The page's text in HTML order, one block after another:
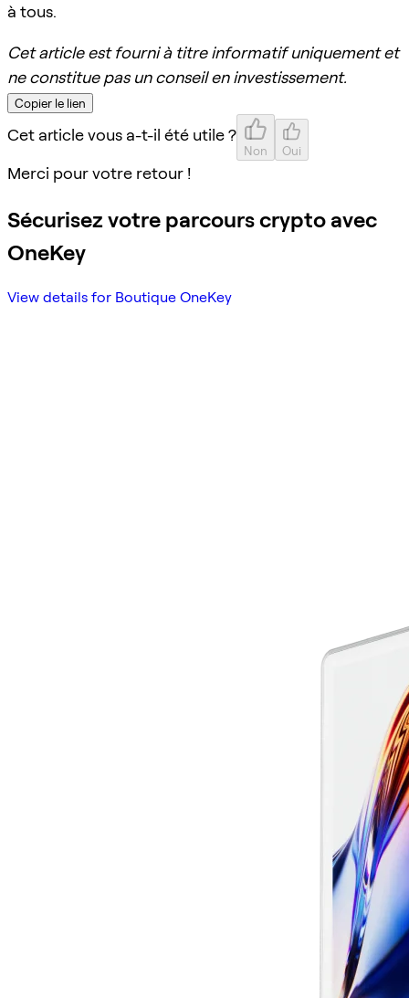
à tous.
Cet article est fourni à titre informatif uniquement et
ne constitue pas un conseil en investissement.
Copier le lien
Cet article vous a-t-il été utile ?
Non Oui
Merci pour votre retour !
Sécurisez votre parcours crypto avec
OneKey
View details for Boutique OneKey